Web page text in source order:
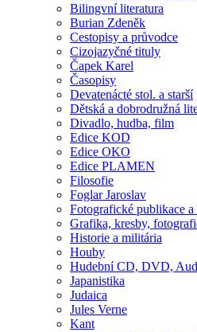
Bilingvní literatura
Burian Zdeněk
Cestopisy a průvodce
Cizojazyčné tituly
Čapek Karel
Časopisy
Devatenácté stol. a starší
Dětská a dobrodružná
Divadlo, hudba, film
Edice KOD
Edice OKO
Edice PLAMEN
Filosofie
Foglar Jaroslav
Fotografické publikace
Grafika, kresby,
Historie a militária
Houby
Hudební CD, DVD,
Japanistika
Judaica
Jules Verne
Kant